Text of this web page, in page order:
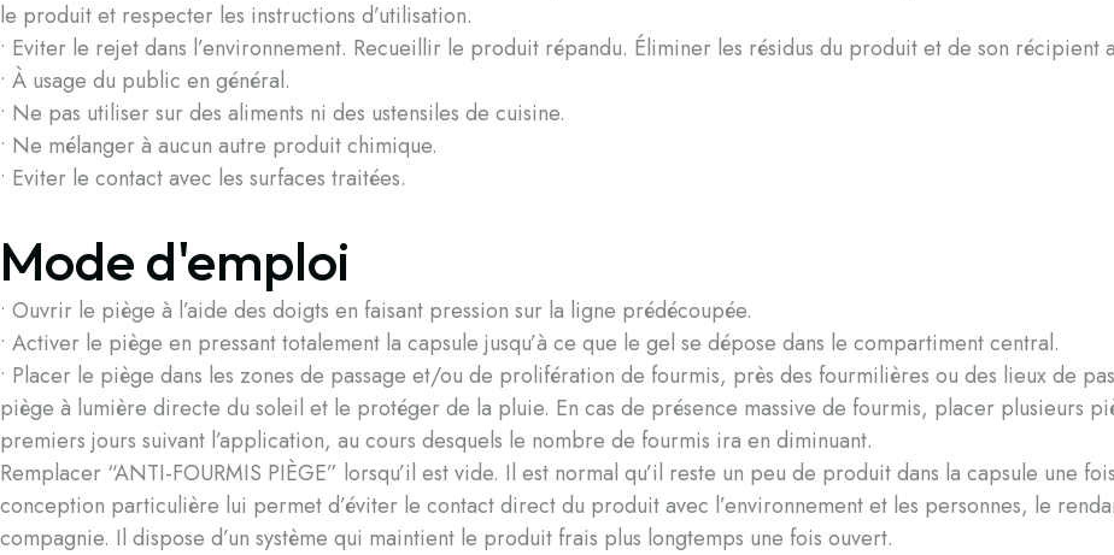
le produit et respecter les instructions d’utilisation.
• Eviter le rejet dans l’environnement. Recueillir le produit répandu. Éliminer les résidus du produit et de son récipient
• À usage du public en général.
• Ne pas utiliser sur des aliments ni des ustensiles de cuisine.
• Ne mélanger à aucun autre produit chimique.
• Eviter le contact avec les surfaces traitées.
Mode d'emploi
• Ouvrir le piège à l’aide des doigts en faisant pression sur la ligne prédécoupée.
• Activer le piège en pressant totalement la capsule jusqu’à ce que le gel se dépose dans le compartiment central.
• Placer le piège dans les zones de passage et/ou de prolifération de fourmis, près des fourmilières ou des lieux de
piège à lumière directe du soleil et le protéger de la pluie. En cas de présence massive de fourmis, placer plusieurs
premiers jours suivant l’application, au cours desquels le nombre de fourmis ira en diminuant.
Remplacer “ANTI-FOURMIS PIÈGE” lorsqu’il est vide. Il est normal qu’il reste un peu de produit dans la capsule une
conception particulière lui permet d’éviter le contact direct du produit avec l’environnement et les personnes, le
compagnie. Il dispose d’un système qui maintient le produit frais plus longtemps une fois ouvert.